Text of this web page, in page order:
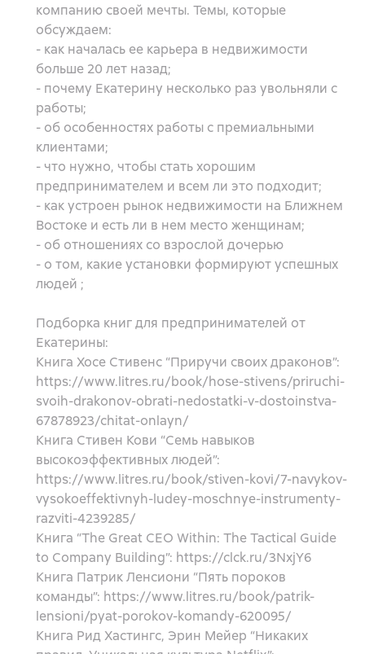
компанию своей мечты. Темы, которые
обсуждаем:
- как началась ее карьера в недвижимости
больше 20 лет назад;
- почему Екатерину несколько раз увольняли с
работы;
- об особенностях работы с премиальными
клиентами;
- что нужно, чтобы стать хорошим
предпринимателем и всем ли это подходит;
- как устроен рынок недвижимости на Ближнем
Востоке и есть ли в нем место женщинам;
- об отношениях со взрослой дочерью
- о том, какие установки формируют успешных
людей ;
Подборка книг для предпринимателей от
Екатерины:
Книга Хосе Стивенс “Приручи своих драконов”:
https://www.litres.ru/book/hose-stivens/priruchi-
svoih-drakonov-obrati-nedostatki-v-dostoinstva-
67878923/chitat-onlayn/
Книга Стивен Кови “Семь навыков
высокоэффективных людей”:
https://www.litres.ru/book/stiven-kovi/7-navykov-
vysokoeffektivnyh-ludey-moschnye-instrumenty-
razviti-4239285/
Книга “The Great CEO Within: The Tactical Guide
to Company Building”: https://clck.ru/3NxjY6
Книга Патрик Ленсиони “Пять пороков
команды”: https://www.litres.ru/book/patrik-
lensioni/pyat-porokov-komandy-620095/
Книга Рид Хастингс, Эрин Мейер “Никаких